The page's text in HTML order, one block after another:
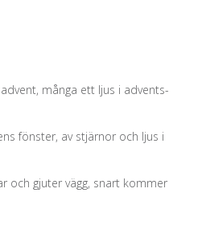
många ett ljus i advents-
fönster, av stjärnor och ljus i
och gjuter vägg, snart kommer